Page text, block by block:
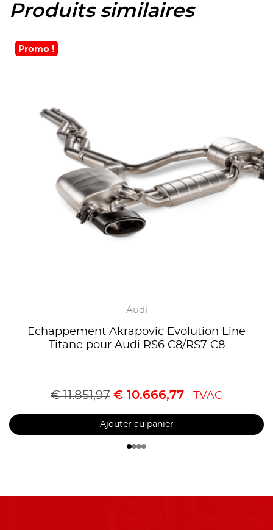
Produits similaires
Promo !
Audi
Echappement Akrapovic Evolution Line
Titane pour Audi RS6 C8/RS7 C8
€11.851,97 € 10.666,77 TVAC
Ajouter au panier